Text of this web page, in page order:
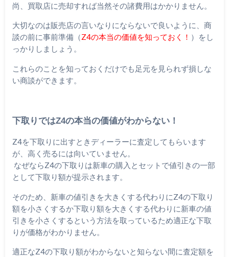
尚、買取店に売却すれば当然その諸費用はかかりません。
大切なのは販売店の言いなりにならないで良いように、商
談の前に事前準備（Z4の本当の価値を知っておく！ ）をし
っかりしましょう。
これらのことを知っておくだけでも足元を見られず損しな
い商談ができます。
下取りではZ4の本当の価値がわからない！
Z4を下取りに出すときディーラーに査定してもらいます
が、高く売るには向いていません。
なぜならZ4の下取りは新車の購入とセットで値引きの一部
として下取り額が提示されます。
そのため、新車の値引きを大きくする代わりにZ4の下取り
額を小さくするか下取り額を大きくする代わりに新車の値
引きを小さくするという方法を取っているため適正な下取
りが価格がわかりません。
適正なZ4の下取り額がわからないと知らない間に査定額を